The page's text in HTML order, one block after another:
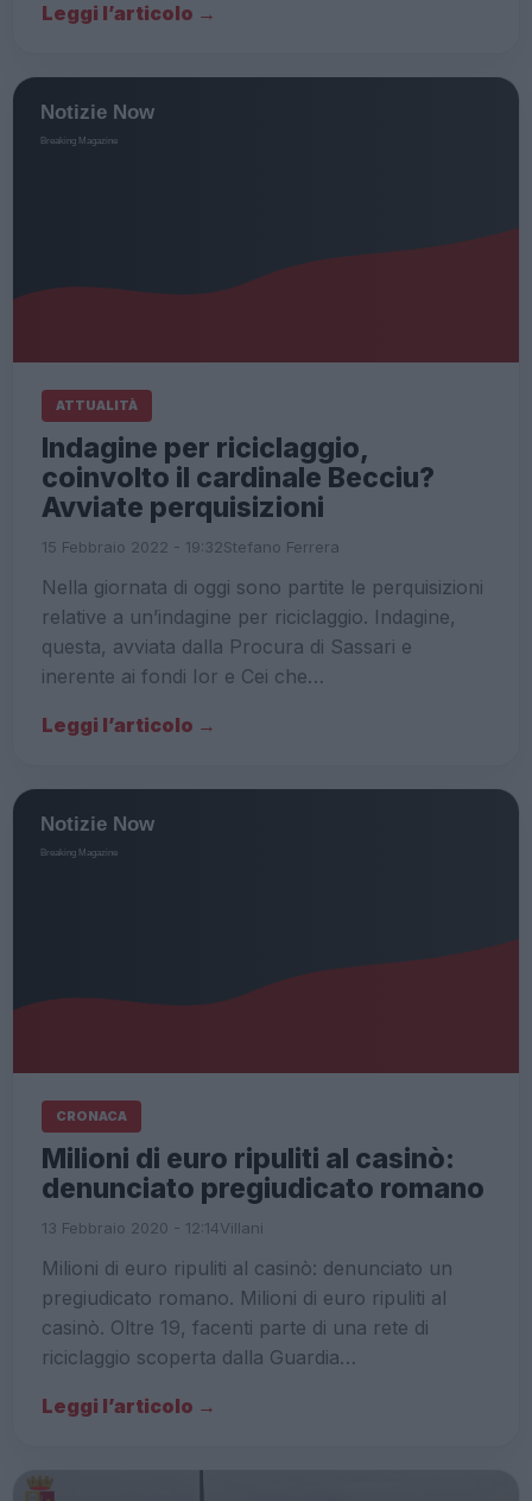
Leggi l’articolo →
ATTUALITÀ
Indagine per riciclaggio,
coinvolto il cardinale Becciu?
Avviate perquisizioni
15 Febbraio 2022 - 19:32Stefano Ferrera
Nella giornata di oggi sono partite le perquisizioni
relative a un’indagine per riciclaggio. Indagine,
questa, avviata dalla Procura di Sassari e
inerente ai fondi Ior e Cei che…
Leggi l’articolo →
CRONACA
Milioni di euro ripuliti al casinò:
denunciato pregiudicato romano
13 Febbraio 2020 - 12:14Villani
Milioni di euro ripuliti al casinò: denunciato un
pregiudicato romano. Milioni di euro ripuliti al
casinò. Oltre 19, facenti parte di una rete di
riciclaggio scoperta dalla Guardia…
Leggi l’articolo →